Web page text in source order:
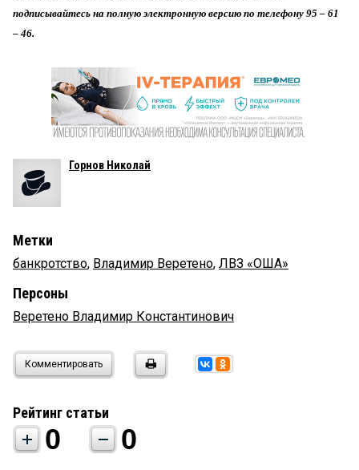
подписывайтесь на полную электронную версию по телефону 95 – 61
– 46.
Горнов Николай
Метки
банкротство, Владимир Веретено, ЛВЗ «ОША»
Персоны
Веретено Владимир Константинович
Комментировать
Рейтинг статьи
0 0